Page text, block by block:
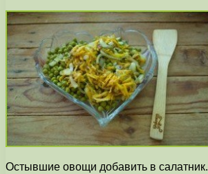
Остывшие овощи добавить в салатник.